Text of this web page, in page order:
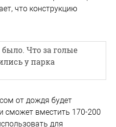
что конструкцию
Что за голые
у парка
от дождя будет
сможет вместить 170-200
для